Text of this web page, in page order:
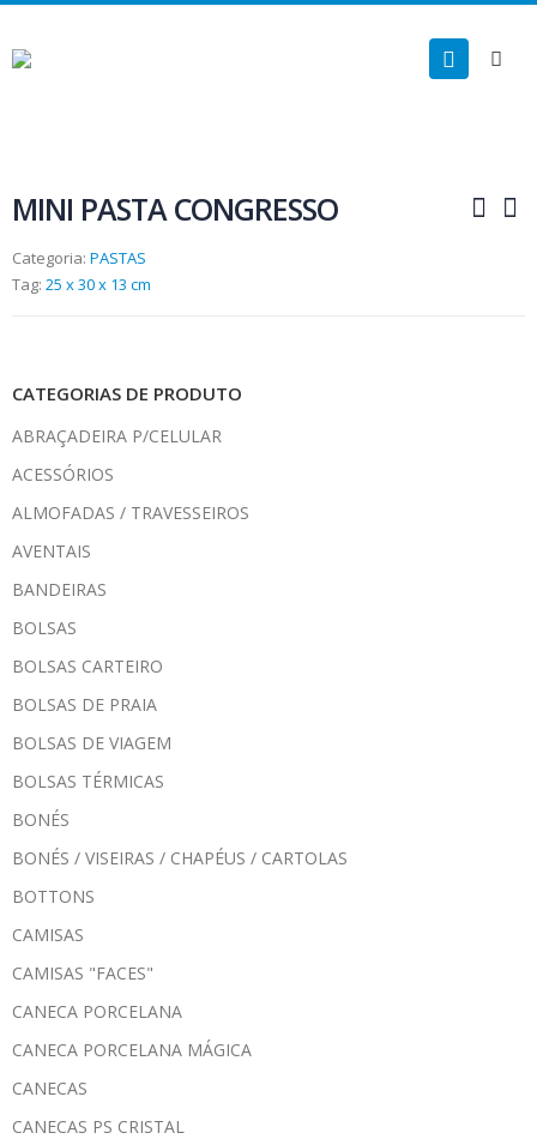
MINI PASTA CONGRESSO
Categoria: PASTAS
Tag: 25 x 30 x 13 cm
CATEGORIAS DE PRODUTO
ABRAÇADEIRA P/CELULAR
ACESSÓRIOS
ALMOFADAS / TRAVESSEIROS
AVENTAIS
BANDEIRAS
BOLSAS
BOLSAS CARTEIRO
BOLSAS DE PRAIA
BOLSAS DE VIAGEM
BOLSAS TÉRMICAS
BONÉS
BONÉS / VISEIRAS / CHAPÉUS / CARTOLAS
BOTTONS
CAMISAS
CAMISAS "FACES"
CANECA PORCELANA
CANECA PORCELANA MÁGICA
CANECAS
CANECAS PS CRISTAL